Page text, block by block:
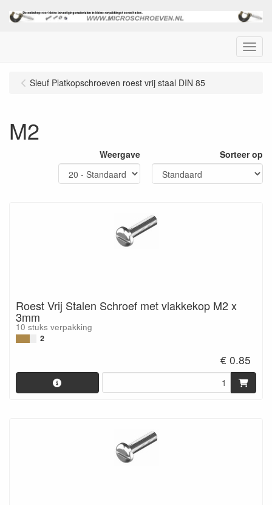
Menu
Sleuf Platkopschroeven roest vrij staal DIN 85
M2
Weergave Sorteer op
Roest Vrij Stalen Schroef met vlakkekop M2 x
3mm
10 stuks verpakking
2
€ 0.85